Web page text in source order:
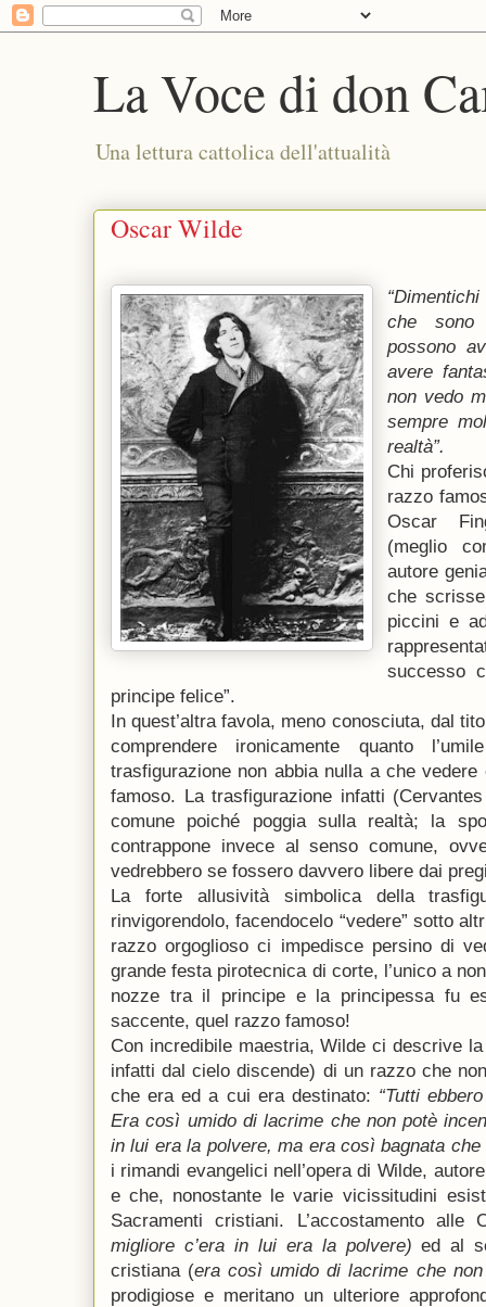
La Voce di don
Una lettura cattolica dell'attualità
Oscar Wilde
che sono
possono
avere
non vedo
sempre
realtà”.
Chi
razzo
Oscar
(meglio
autore
che
piccini e
successo
principe felice”.
In quest’altra favola, meno conosciuta, dal
comprendere ironicamente quanto
trasfigurazione non abbia nulla a che
famoso. La trasfigurazione infatti (Cervantes
comune poiché poggia sulla realtà; la
contrappone invece al senso comune,
vedrebbero se fossero davvero libere dai
La forte allusività simbolica della
rinvigorendolo, facendocelo “vedere” sotto
razzo orgoglioso ci impedisce persino di
grande festa pirotecnica di corte, l’unico a
nozze tra il principe e la principessa fu
saccente, quel razzo famoso!
Con incredibile maestria, Wilde ci descrive
infatti dal cielo discende) di un razzo che
che era ed a cui era destinato: “Tutti
Era così umido di lacrime che non potè
in lui era la polvere, ma era così bagnata
i rimandi evangelici nell’opera di Wilde,
e che, nonostante le varie vicissitudini
Sacramenti cristiani. L’accostamento alle
migliore c’era in lui era la polvere) ed al
cristiana (era così umido di lacrime che
prodigiose e meritano un ulteriore